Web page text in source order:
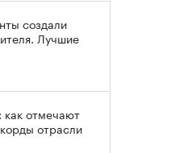
создали
Лучшие
отмечают
отрасли